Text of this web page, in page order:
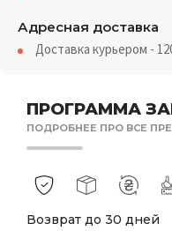
ПРОГРАММА
ПОДРОБНЕЕ ПРО ВСЕ
Возврат до 30 дней
Адресная доставка
Доставка курьером -